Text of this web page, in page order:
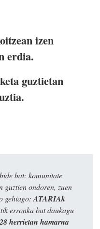
izen
erdia.
guztietan
bat: komunitate
guztien ondoren, zuen
gehiago:ATARIAk
erronka bat daukagu
herrietan hamarna